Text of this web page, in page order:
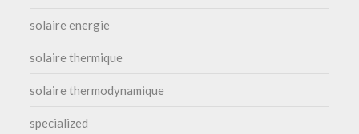
solaire energie
solaire thermique
solaire thermodynamique
specialized